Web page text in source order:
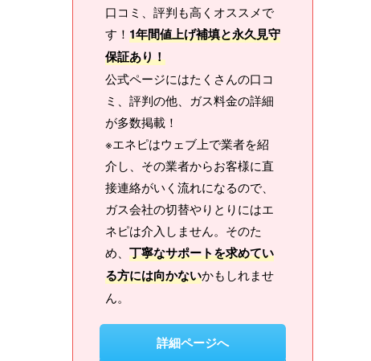
口コミ、評判も高くオススメで
す！ 1年間値上げ補填と永久見守
保証あり！
公式ページにはたくさんの口コ
ミ、評判の他、ガス料金の詳細
が多数掲載！
※エネピはウェブ上で業者を紹
介し、その業者からお客様に直
接連絡がいく流れになるので、
ガス会社の切替やりとりにはエ
ネピは介入しません。そのた
め、 丁寧なサポートを求めてい
る方には向かないかもしれませ
ん。
詳細ページへ